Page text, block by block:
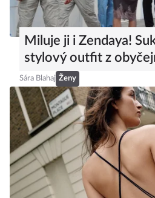
Miluje ji i Zendaya!
stylový outfit z
Sára Blahaj Ženy